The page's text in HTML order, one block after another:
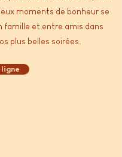
moments de bonheur se
famille et entre amis dans
plus belles soirées.